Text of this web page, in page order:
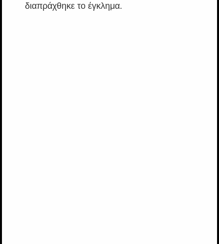
διαπράχθηκε το έγκλημα.